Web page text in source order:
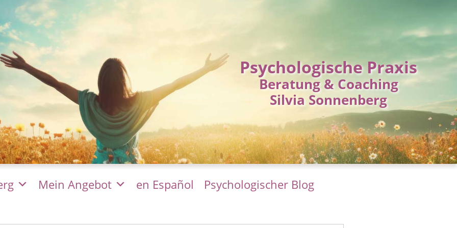
Psychologische Praxis
Beratung & Coaching
Silvia Sonnenberg
Mein Angebot en Español Psychologischer Blog